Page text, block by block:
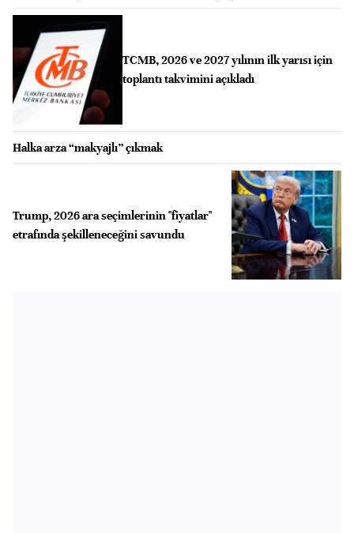
TCMB, 2026 ve 2027 yılının ilk yarısı için
toplantı takvimini açıkladı
Halka arza “makyajlı” çıkmak
Trump, 2026 ara seçimlerinin "fiyatlar"
etrafında şekilleneceğini savundu